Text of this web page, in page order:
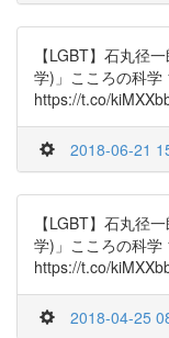
【LGBT】石丸径
学)」こころの科
https://t.co/
2018-06-21
【LGBT】石丸径
学)」こころの科
https://t.co/
2018-04-25